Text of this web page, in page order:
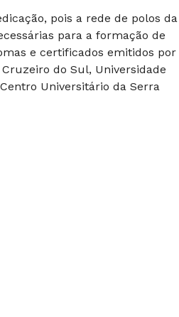
pois a rede de polos da
para a formação de
e certificados emitidos por
do Sul, Universidade
Universitário da Serra